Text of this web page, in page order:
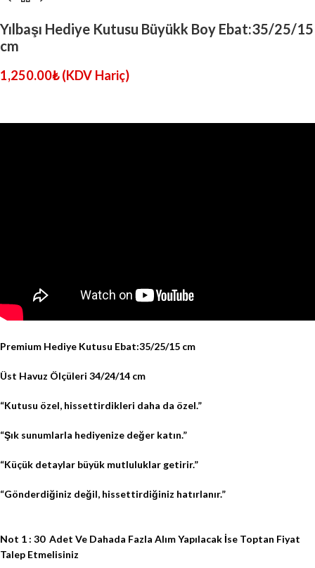
Yılbaşı Hediye Kutusu Büyükk Boy Ebat:35/25/15
cm
1,250.00₺ (KDV Hariç)
Premium Hediye Kutusu Ebat:35/25/15 cm
Üst Havuz Ölçüleri 34/24/14 cm
“Kutusu özel, hissettirdikleri daha da özel.”
“Şık sunumlarla hediyenize değer katın.”
“Küçük detaylar büyük mutluluklar getirir.”
“Gönderdiğiniz değil, hissettirdiğiniz hatırlanır.”
Not 1 : 30 Adet Ve Dahada Fazla Alım Yapılacak İse Toptan Fiyat
Talep Etmelisiniz